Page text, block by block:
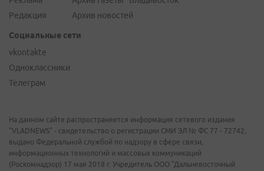
Редакция
Архив новостей
Социальные сети
vkontakte
Одноклассники
Телеграм
На данном сайте распространяется информация сетевого издания
"VLADNEWS" - свидетельство о регистрации СМИ ЭЛ № ФС 77 - 72742,
выдано Федеральной службой по надзору в сфере связи,
информационных технологий и массовых коммуникаций
(Роскомнадзор) 17 мая 2018 г. Учредитель ООО "Дальневосточный